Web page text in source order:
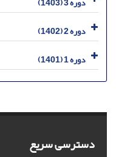
دوره 2 (1402)
دوره 1 (1401)
دسترسی سریع